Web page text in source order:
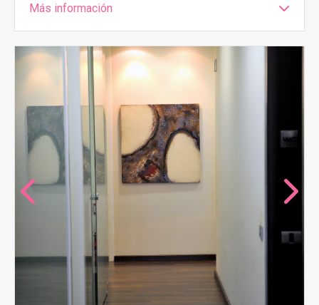
Más información